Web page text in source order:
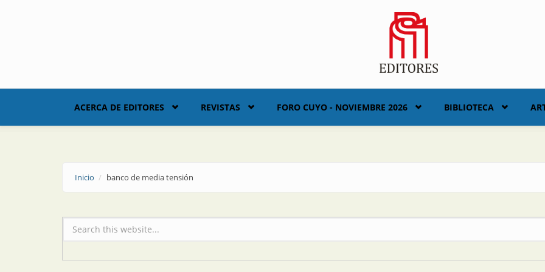
ACERCA DE EDITORES REVISTAS FORO CUYO - NOVIEMBRE 2026 BIBLIOTECA
Inicio banco de media tensión
Formulario de búsqueda